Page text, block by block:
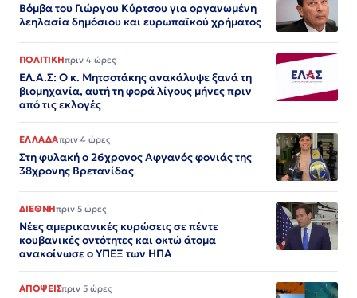
Βόμβα του Γιώργου Κύρτσου για οργανωμένη
λεηλασία δημόσιου και ευρωπαϊκού χρήματος
ΠΟΛΙΤΙΚΗπριν 4 ώρες
ΕΛ.Α.Σ: Ο κ. Μητσοτάκης ανακάλυψε ξανά τη
βιομηχανία, αυτή τη φορά λίγους μήνες πριν
από τις εκλογές
ΕΛΛΑΔΑπριν 4 ώρες
Στη φυλακή ο 26χρονος Αφγανός φονιάς της
38χρονης Βρετανίδας
ΔΙΕΘΝΗπριν 5 ώρες
Νέες αμερικανικές κυρώσεις σε πέντε
κουβανικές οντότητες και οκτώ άτομα
ανακοίνωσε ο ΥΠΕΞ των ΗΠΑ
ΑΠΟΨΕΙΣπριν 5 ώρες